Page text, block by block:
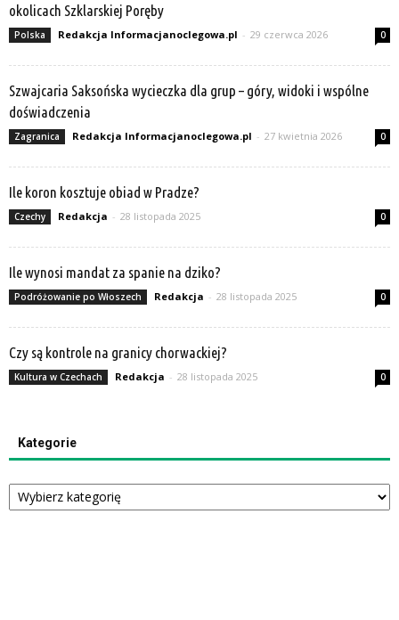
okolicach Szklarskiej Poręby
Polska Redakcja Informacjanoclegowa.pl - 29 czerwca 2026 0
Szwajcaria Saksońska wycieczka dla grup – góry, widoki i wspólne
doświadczenia
Zagranica Redakcja Informacjanoclegowa.pl - 27 kwietnia 2026 0
Ile koron kosztuje obiad w Pradze?
Czechy Redakcja - 28 listopada 2025 0
Ile wynosi mandat za spanie na dziko?
Podróżowanie po Włoszech Redakcja - 28 listopada 2025 0
Czy są kontrole na granicy chorwackiej?
Kultura w Czechach Redakcja - 28 listopada 2025 0
Kategorie
Kategorie